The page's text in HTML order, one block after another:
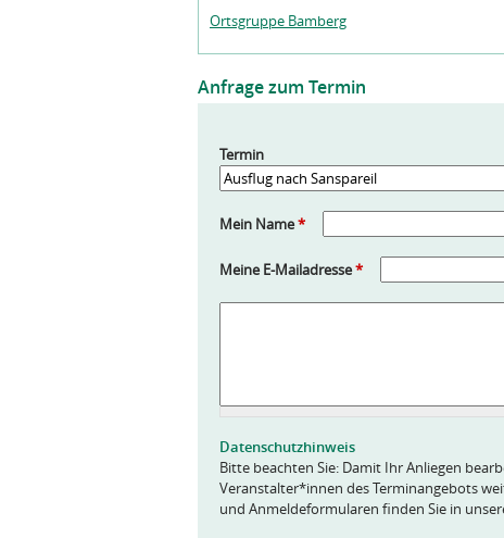
Ortsgruppe Bamberg
Anfrage zum Termin
Termin
Mein Name*
Meine E-Mailadresse*
*
Datenschutzhinweis
Bitte beachten Sie: Damit Ihr Anliegen
Veranstalter*innen des Terminangebots
und Anmeldeformularen finden Sie in